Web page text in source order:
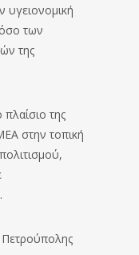
υγειονομική
των
της
της
στην τοπική